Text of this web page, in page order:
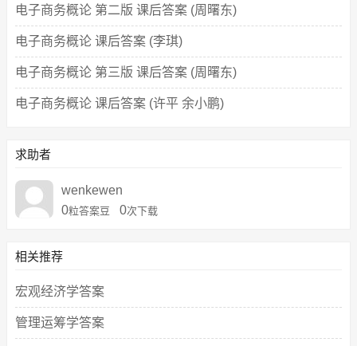
电子商务概论 第二版 课后答案 (周曙东)
电子商务概论 课后答案 (李琪)
电子商务概论 第三版 课后答案 (周曙东)
电子商务概论 课后答案 (许平 余小鹏)
求助者
wenkewen
0粒答案豆 0次下载
相关推荐
宏观经济学答案
管理运筹学答案